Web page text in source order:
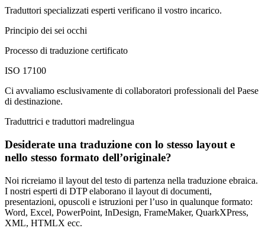
Traduttori specializzati esperti verificano il vostro incarico.
Principio dei sei occhi
Processo di traduzione certificato
ISO 17100
Ci avvaliamo esclusivamente di collaboratori professionali del Paese
di destinazione.
Traduttrici e traduttori madrelingua
Desiderate una traduzione con lo stesso layout e
nello stesso formato dell’originale?
Noi ricreiamo il layout del testo di partenza nella traduzione ebraica.
I nostri esperti di DTP elaborano il layout di documenti,
presentazioni, opuscoli e istruzioni per l’uso in qualunque formato:
Word, Excel, PowerPoint, InDesign, FrameMaker, QuarkXPress,
XML, HTMLX ecc.